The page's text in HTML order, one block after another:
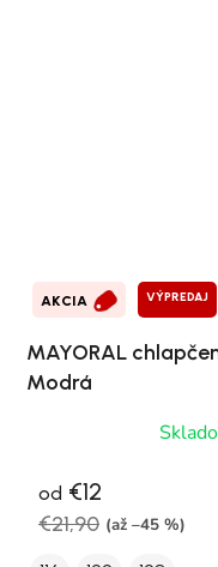
AKCIA VÝPREDAJ
MAYORAL
Modrá
od €12
€21,90 (až –45 %)